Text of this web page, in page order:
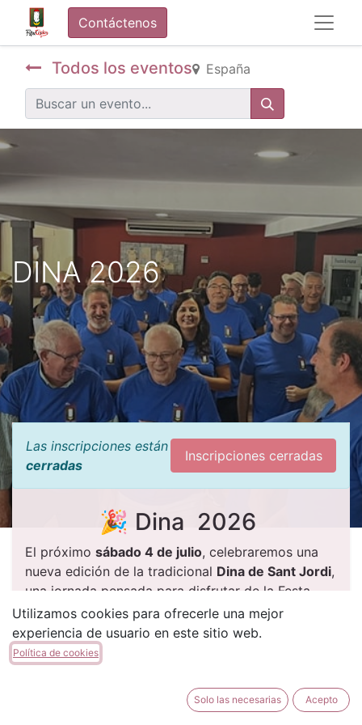
Contáctenos
Todos los eventos España
DINA 2026
Las inscripciones están
cerradas
Inscripciones cerradas
🎉 Dina 2026
El próximo sábado 4 de julio, celebraremos una
nueva edición de la tradicional Dina de Sant Jordi,
una jornada pensada para disfrutar de la Festa,
fortalecer la convivencia y compartir momentos
inolvidables entre cordoneros, familiares y amigos.
🎶 Un día completo de actividades, deporte,
📅 Programa de actividades
Utilizamos cookies para ofrecerle una mejor
experiencia de usuario en este sitio web.
Política de cookies
Solo las necesarias Acepto